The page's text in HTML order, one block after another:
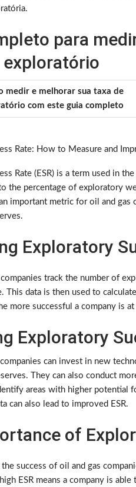
para
exploratório
medir e melhorar sua taxa de
com este guia completo
Rate: How to Measure and
Rate (ESR) is a term used in
the percentage of exploratory
important metric for oil and
Exploratory
companies track the number of
This data is then used to
more successful a company is
Exploratory
companies can invest in new
They can also conduct
areas with higher potential
can also lead to improved ESR.
of
the success of oil and gas
ESR means a company is